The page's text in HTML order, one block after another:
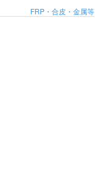
FRP・合皮・金属等